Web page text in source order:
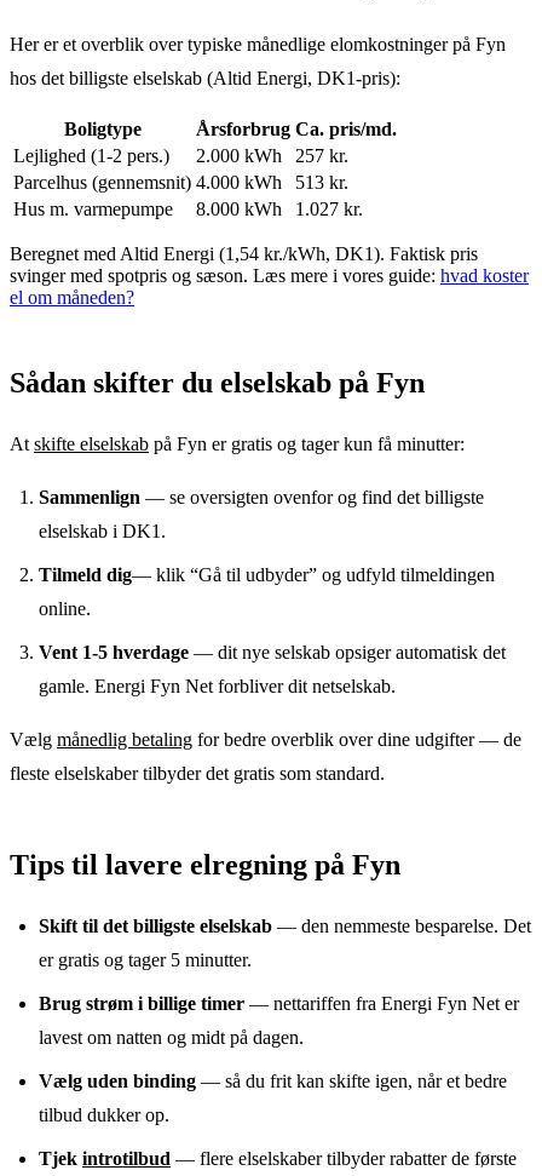
Her er et overblik over typiske månedlige elomkostninger på Fyn
hos det billigste elselskab (Altid Energi, DK1-pris):
Boligtype Årsforbrug Ca. pris/md.
Lejlighed (1-2 pers.)
2.000 kWh 257 kr.
Parcelhus (gennemsnit) 4.000 kWh 513 kr.
Hus m. varmepumpe
8.000 kWh 1.027 kr.
Beregnet med Altid Energi (1,54 kr./kWh, DK1). Faktisk pris
svinger med spotpris og sæson. Læs mere i vores guide: hvad koster
el om måneden?
Sådan skifter du elselskab på Fyn
At skifte elselskab på Fyn er gratis og tager kun få minutter:
Sammenlign — se oversigten ovenfor og find det billigste
elselskab i DK1 .
Tilmeld dig— klik “Gå til udbyder” og udfyld tilmeldingen
online.
Vent 1-5 hverdage — dit nye selskab opsiger automatisk det
gamle. Energi Fyn Net forbliver dit netselskab.
Vælg månedlig betaling for bedre overblik over dine udgifter — de
fleste elselskaber tilbyder det gratis som standard.
Tips til lavere elregning på Fyn
Skift til det billigste elselskab — den nemmeste besparelse. Det
er gratis og tager 5 minutter.
Brug strøm i billige timer — nettariffen fra Energi Fyn Net er
lavest om natten og midt på dagen.
Vælg uden binding — så du frit kan skifte igen, når et bedre
tilbud dukker op.
Tjek introtilbud — flere elselskaber tilbyder rabatter de første